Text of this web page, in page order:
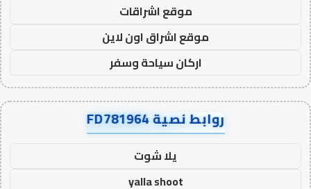
موقع اشراقات
موقع اشراق اون لاين
اركان سياحة وسفر
روابط نصية FD781964
يلا شوت
yalla shoot